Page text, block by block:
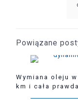
Powiązane
Wymiana oleju
km i cała